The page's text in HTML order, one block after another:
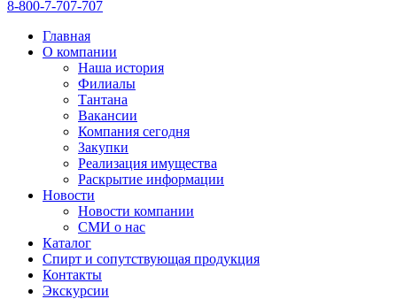
8-800-7-707-707
Главная
О компании
Наша история
Филиалы
Тантана
Вакансии
Компания сегодня
Закупки
Реализация имущества
Раскрытие информации
Новости
Новости компании
СМИ о нас
Каталог
Спирт и сопутствующая продукция
Контакты
Экскурсии